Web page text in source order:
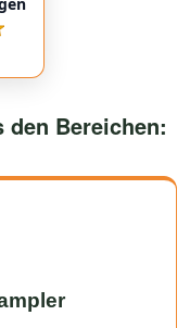
and reliable.
den Bereichen: